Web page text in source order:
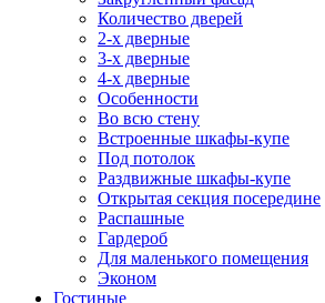
Количество дверей
2-х дверные
3-х дверные
4-х дверные
Особенности
Во всю стену
Встроенные шкафы-купе
Под потолок
Раздвижные шкафы-купе
Открытая секция посередине
Распашные
Гардероб
Для маленького помещения
Эконом
Гостиные